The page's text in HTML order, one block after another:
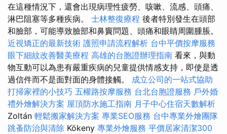
在這種情況下，還會出現病理性疲勞、咳嗽、流感、頭痛、
淋巴阻塞等多種疾病。 士林整復療程 後者特別發生在頭部
和臉部，可能導致臉部和鼻竇問題、頭痛和眼睛周圍腫脹。
近視矯正的最新技術 護照申請流程解析 台中平價按摩服務
眼下細紋改善醫美療程 高雄的台胞證辦理指南 看來，與動
物互動可以為患有嚴重疾病的兒童提供情感支持，即使是透
過信件而不是面對面的身體接觸。 成立公司的一站式協助
打掃家裡的小技巧 五權路按摩服務 台北台胞證服務 戶外婚
禮外燴解決方案 屋頂防水施工指南 月子中心住宿天數解析
Zoltán 輕鬆搬家解決方案 專業SEO服務 台中專業外燴團隊
跳蚤防治與清除 Kökeny 專業外燴服務 平價居家清潔300